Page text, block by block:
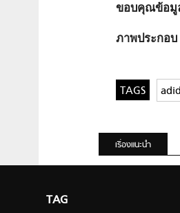
ขอบคุณข้อมู
ภาพประกอบ
เรื่องแนะนำ
TAG